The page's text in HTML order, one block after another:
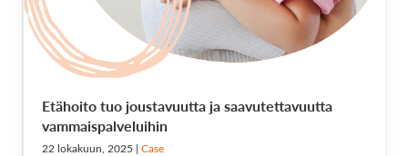
Etähoito tuo joustavuutta ja saavutettavuutta
vammaispalveluihin
22 lokakuun, 2025 | Case